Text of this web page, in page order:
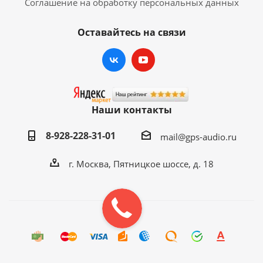
Соглашение на обработку персональных данных
Оставайтесь на связи
Наши контакты
8-928-228-31-01
mail@gps-audio.ru
г. Москва, Пятницкое шоссе, д. 18